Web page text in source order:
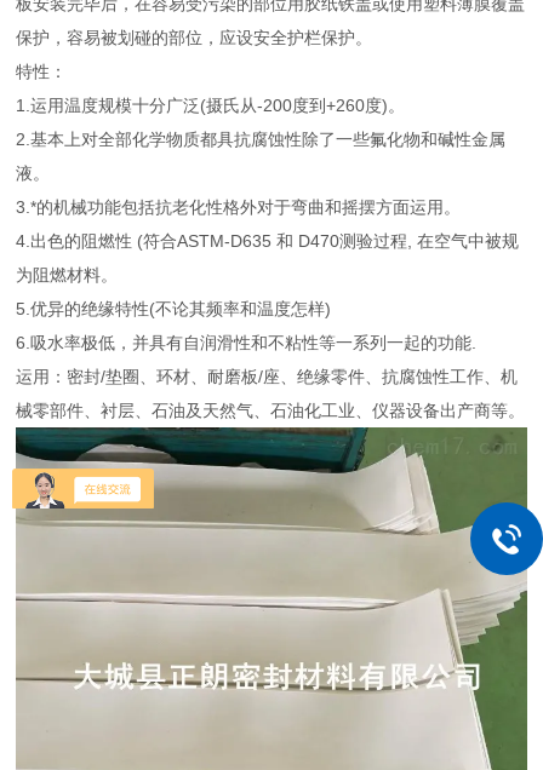
保护，容易被划碰的部位，应设安全护栏保护。
特性：
1.运用温度规模十分广泛(摄氏从-200度到+260度)。
2.基本上对全部化学物质都具抗腐蚀性除了一些氟化物和碱性金属
液。
3.*的机械功能包括抗老化性格外对于弯曲和摇摆方面运用。
4.出色的阻燃性 (符合ASTM-D635 和 D470测验过程, 在空气中被规
为阻燃材料。
5.优异的绝缘特性(不论其频率和温度怎样)
6.吸水率极低，并具有自润滑性和不粘性等一系列一起的功能.
运用：密封/垫圈、环材、耐磨板/座、绝缘零件、抗腐蚀性工作、机
械零部件、衬层、石油及天然气、石油化工业、仪器设备出产商等。